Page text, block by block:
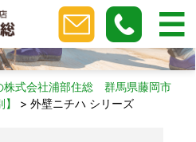
リーズの施工事
株式会社浦部住総 群馬県藤岡市
> 外壁ニチハ シリーズ